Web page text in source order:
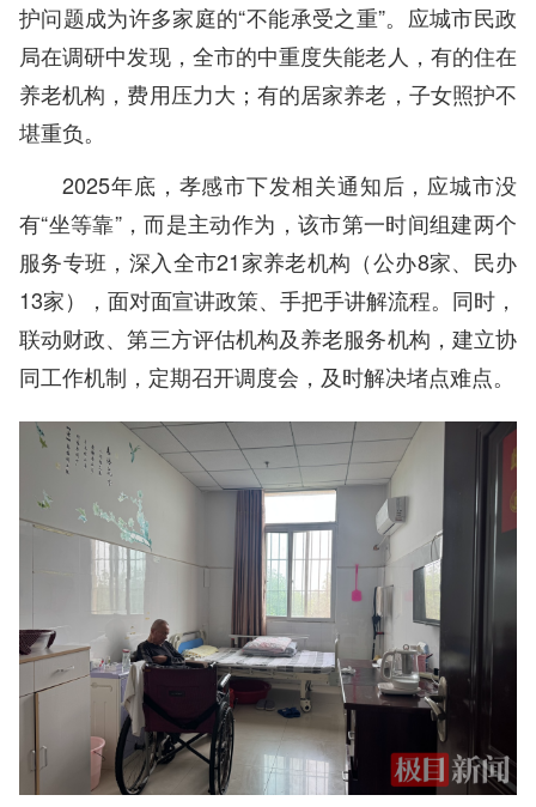
护问题成为许多家庭的“不能承受之重”。应城市民政
局在调研中发现，全市的中重度失能老人，有的住在
养老机构，费用压力大；有的居家养老，子女照护不
堪重负。
2025年底，孝感市下发相关通知后，应城市没
有“坐等靠”，而是主动作为，该市第一时间组建两个
服务专班，深入全市21家养老机构（公办8家、民办
13家），面对面宣讲政策、手把手讲解流程。同时，
联动财政、第三方评估机构及养老服务机构，建立协
同工作机制，定期召开调度会，及时解决堵点难点。